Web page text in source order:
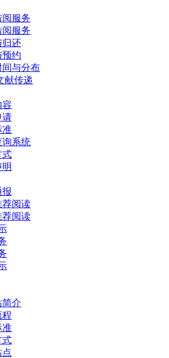
服务
阅服务
归还
预约
间与分布
献传递
容
请
准
询系统
式
报
荐阅读
荐阅读
简介
程
准
式
点